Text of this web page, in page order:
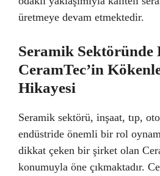
üretmeye devam etmektedir.
Seramik Sektöründe
CeramTec’in
Hikayesi
Seramik sektörü, inşaat, tıp,
endüstride önemli bir rol
dikkat çeken bir şirket olan
konumuyla öne çıkmaktadır.